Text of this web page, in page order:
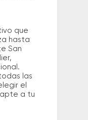
que
hasta
San
las
el
a tu